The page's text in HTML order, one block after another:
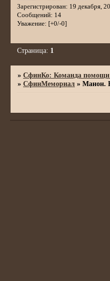
Зарегистрирован: 19 декабря,
Сообщений: 14
Уважение: [+0/-0]
Страница: 1
»СфинКо: Команда
»СфинМемориал »Манон.